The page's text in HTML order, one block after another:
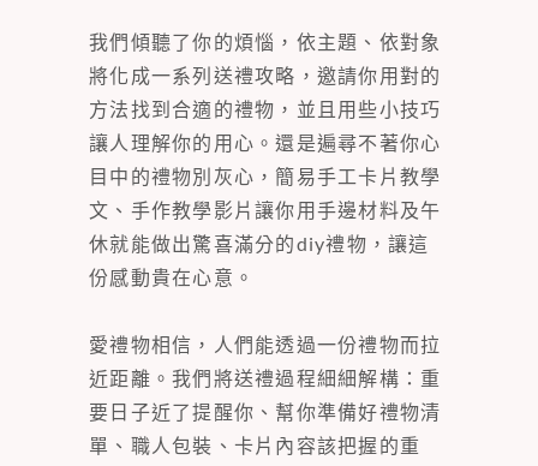
我們傾聽了你的煩惱，依主題、依對象
將化成一系列送禮攻略，邀請你用對的
方法找到合適的禮物，並且用些小技巧
讓人理解你的用心。還是遍尋不著你心
目中的禮物別灰心，簡易手工卡片教學
文、手作教學影片讓你用手邊材料及午
休就能做出驚喜滿分的diy禮物，讓這
份感動貴在心意。
愛禮物相信，人們能透過一份禮物而拉
近距離。我們將送禮過程細細解構：重
要日子近了提醒你、幫你準備好禮物清
單、職人包裝、卡片內容該把握的重